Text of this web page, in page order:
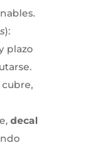
):
plazo
cubre,
decal